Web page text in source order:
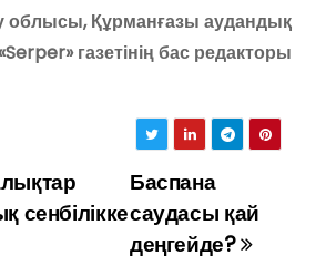
облысы, Құрманғазы аудандық
газетінің бас редакторы
Баспана
саудасы қай
деңгейде?
сенбілікке